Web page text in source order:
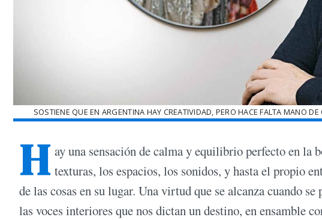
SOSTIENE QUE EN ARGENTINA HAY CREATIVIDAD, PERO HACE FALTA MANO
H ay una sensación de calma y equilibrio perfecto en la
texturas, los espacios, los sonidos, y hasta el propio
de las cosas en su lugar. Una virtud que se alcanza cuando
las voces interiores que nos dictan un destino, en ensamble